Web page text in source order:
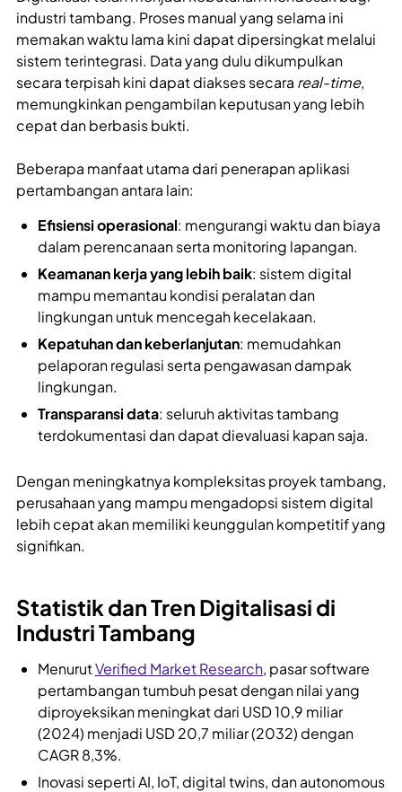
industri tambang. Proses manual yang selama ini
memakan waktu lama kini dapat dipersingkat melalui
sistem terintegrasi. Data yang dulu dikumpulkan
secara terpisah kini dapat diakses secara real-time,
memungkinkan pengambilan keputusan yang lebih
cepat dan berbasis bukti.
Beberapa manfaat utama dari penerapan aplikasi
pertambangan antara lain:
Efisiensi operasional: mengurangi waktu dan biaya
dalam perencanaan serta monitoring lapangan.
Keamanan kerja yang lebih baik: sistem digital
mampu memantau kondisi peralatan dan
lingkungan untuk mencegah kecelakaan.
Kepatuhan dan keberlanjutan: memudahkan
pelaporan regulasi serta pengawasan dampak
lingkungan.
Transparansi data: seluruh aktivitas tambang
terdokumentasi dan dapat dievaluasi kapan saja.
Dengan meningkatnya kompleksitas proyek tambang,
perusahaan yang mampu mengadopsi sistem digital
lebih cepat akan memiliki keunggulan kompetitif yang
signifikan.
Statistik dan Tren Digitalisasi di
Industri Tambang
MenurutVerified Market Research, pasar software
pertambangan tumbuh pesat dengan nilai yang
diproyeksikan meningkat dari USD 10,9 miliar
(2024) menjadi USD 20,7 miliar (2032) dengan
CAGR 8,3%.
Inovasi seperti AI, IoT, digital twins, dan autonomous